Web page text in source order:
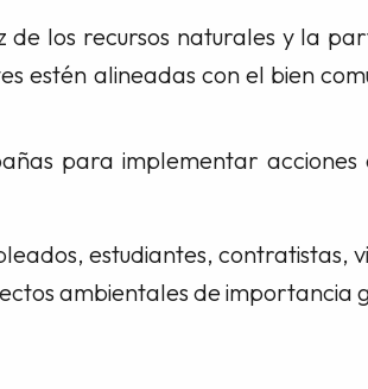
los recursos naturales y la
estén alineadas con el bien
para implementar
estudiantes, contratistas,
ambientales de importancia